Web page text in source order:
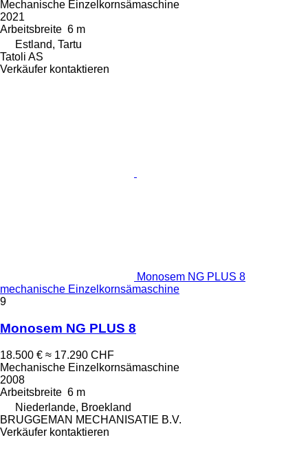
Mechanische Einzelkornsämaschine
2021
Arbeitsbreite 6 m
Estland, Tartu
Tatoli AS
Verkäufer kontaktieren
Monosem NG PLUS 8
mechanische Einzelkornsämaschine
9
Monosem NG PLUS 8
18.500 € ≈ 17.290 CHF
Mechanische Einzelkornsämaschine
2008
Arbeitsbreite 6 m
Niederlande, Broekland
BRUGGEMAN MECHANISATIE B.V.
Verkäufer kontaktieren